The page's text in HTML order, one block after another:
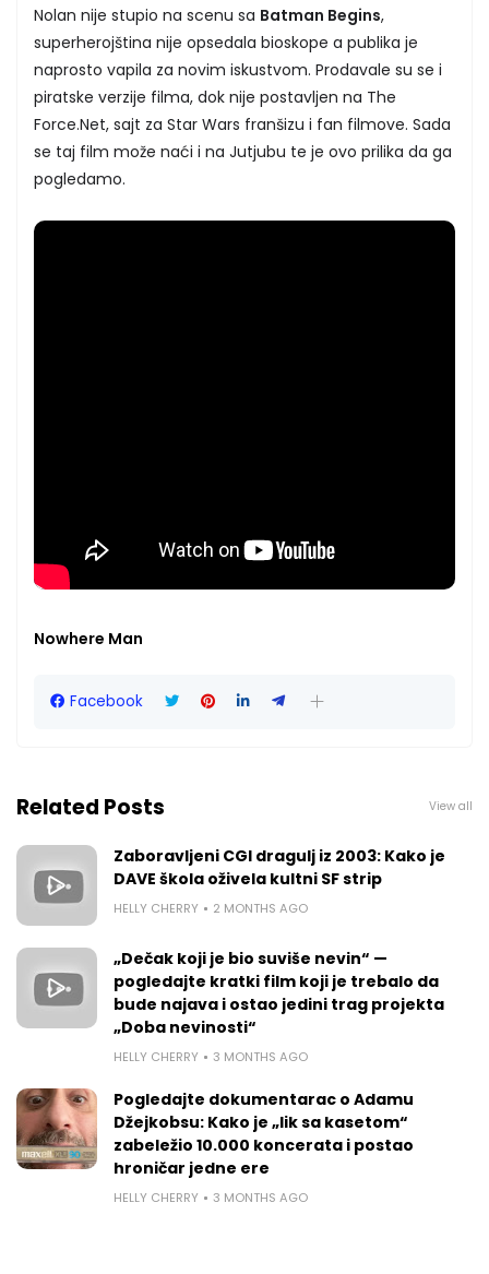
Nolan nije stupio na scenu sa Batman Begins,
superherojština nije opsedala bioskope a publika je
naprosto vapila za novim iskustvom. Prodavale su se i
piratske verzije filma, dok nije postavljen na The
Force.Net, sajt za Star Wars franšizu i fan filmove. Sada
se taj film može naći i na Jutjubu te je ovo prilika da ga
pogledamo.
Nowhere Man
Facebook
Related Posts View all
Zaboravljeni CGI dragulj iz 2003: Kako je
DAVE škola oživela kultni SF strip
HELLY CHERRY 2 MONTHS AGO
„Dečak koji je bio suviše nevin“ —
pogledajte kratki film koji je trebalo da
bude najava i ostao jedini trag projekta
„Doba nevinosti“
HELLY CHERRY 3 MONTHS AGO
Pogledajte dokumentarac o Adamu
Džejkobsu: Kako je „lik sa kasetom“
zabeležio 10.000 koncerata i postao
hroničar jedne ere
HELLY CHERRY 3 MONTHS AGO